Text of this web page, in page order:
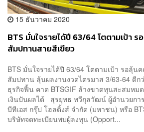
15 ธันวาคม 2020
BTS มั่นใจรายได้ปี 63/64 โตตามเป้า ร
สัมปทานสายสีเขียว
BTS มั่นใจรายได้ปี 63/64 โตตามเป้า รอลุ้
สัมปทาน ลุ้นผลงานงวดไตรมาส 3/63-64 ดีก
ธุรกิจฟื้น คาด BTSGIF ล้างขาดทุนสะสมหม
เงินปันผลได้ สุรยุทธ ทวีกุลวัฒน์ ผู้อำนวยกา
บีทีเอส กรุ๊ป โฮลดิ้งส์ จำกัด (มหาชน) หรือ
บริษัทจดทะเบียนพบผู้ลงทุน (Opport...